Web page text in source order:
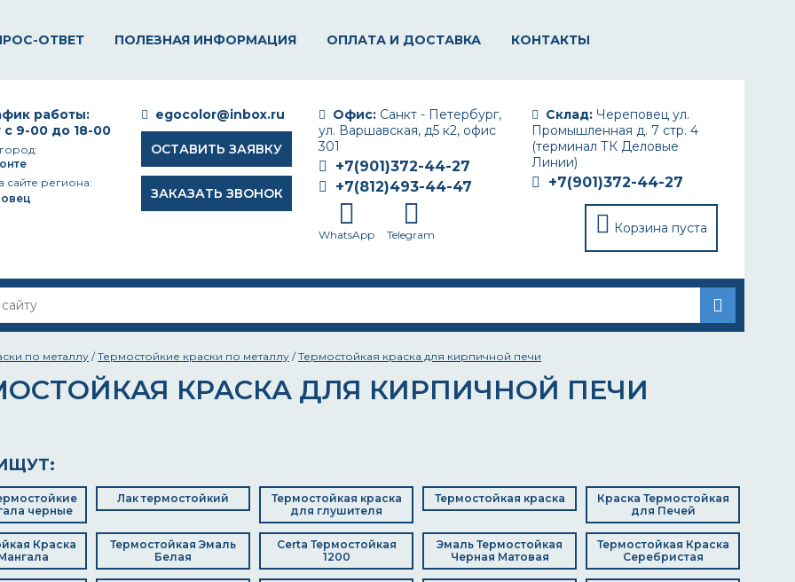
ОТВЕТ ПОЛЕЗНАЯ ИНФОРМАЦИЯ ОПЛАТА И ДОСТАВКА КОНТАКТЫ
Склад: Череповец ул.
Промышленная д. 7 стр. 4
(терминал ТК Деловые
Линии)
+7(901)372-44-27
Корзина пуста
Офис: Санкт - Петербург,
ул. Варшавская, д5 к2, офис
301
+7(901)372-44-27
+7(812)493-44-47
WhatsApp Telegram
egocolor@inbox.ru
ОСТАВИТЬ ЗАЯВКУ
ЗАКАЗАТЬ ЗВОНОК
работы:
с 9-00 до 18-00
сайте региона:
по металлу /Термостойкие краски по металлу /Термостойкая краска для кирпичной печи
КРАСКА ДЛЯ КИРПИЧНОЙ ПЕЧИ
черные
Лак термостойкий
Термостойкая краска
для глушителя
Термостойкая краска
Краска Термостойкая
для Печей
Краска
Термостойкая Эмаль
Белая
Certa Термостойкая
1200
Эмаль Термостойкая
Черная Матовая
Термостойкая Краска
Серебристая